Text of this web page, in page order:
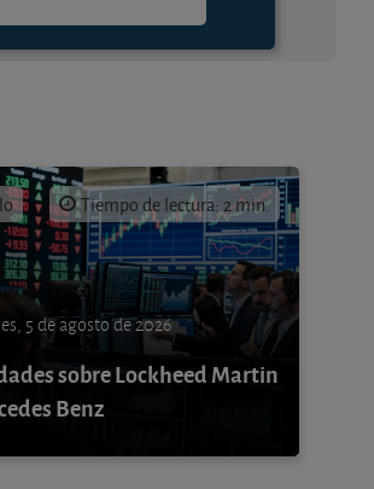
Tiempo de lectura: 2 min.
5 de agosto de 2026
sobre Lockheed Martin
Benz